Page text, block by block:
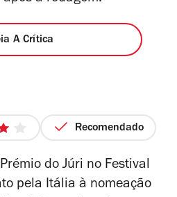
A Crítica
Recomendado
do Júri no Festival
pela Itália à nomeação